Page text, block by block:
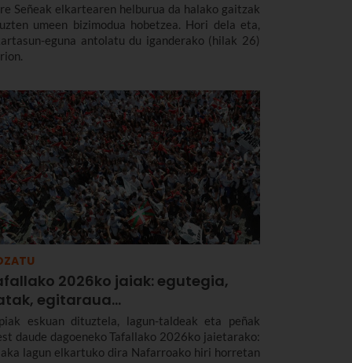
Señeak elkartearen helburua da halako gaitzak
umeen bizimodua hobetzea. Hori dela eta,
eguna antolatu du iganderako (hilak 26)
2026ko jaiak: egutegia,
egitaraua...
eskuan dituztela, lagun-taldeak eta peñak
daude dagoeneko Tafallako 2026ko jaietarako:
lagun elkartuko dira Nafarroako hiri horretan